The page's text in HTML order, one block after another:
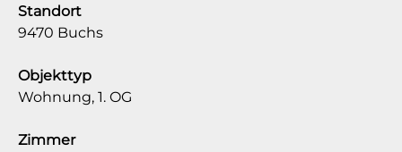
Standort
9470 Buchs
Objekttyp
Wohnung, 1. OG
Zimmer